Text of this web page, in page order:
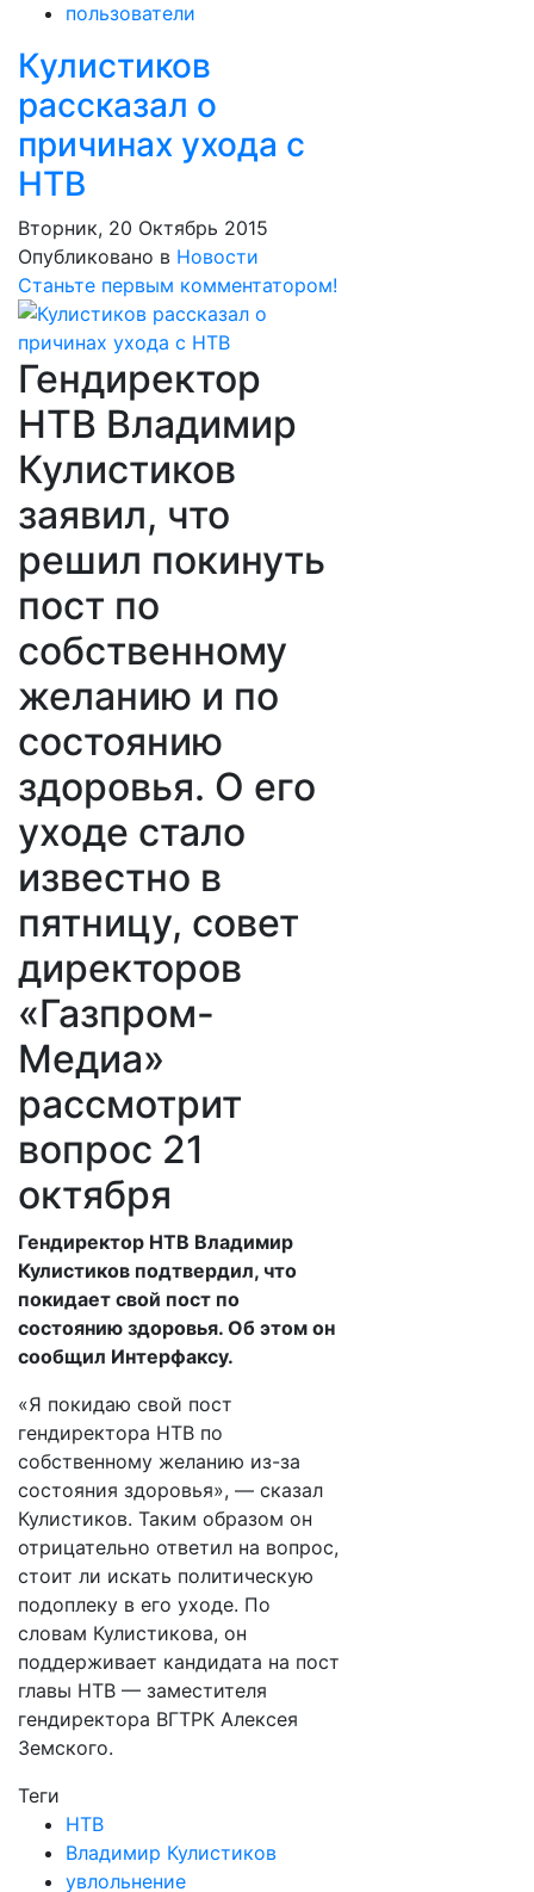
пользователи
Кулистиков
рассказал о
причинах ухода с
НТВ
Вторник, 20 Октябрь 2015
Опубликовано в Новости
Станьте первым комментатором!
Гендиректор
НТВ Владимир
Кулистиков
заявил, что
решил покинуть
пост по
собственному
желанию и по
состоянию
здоровья. О его
уходе стало
известно в
пятницу, совет
директоров
«Газпром-
Медиа»
рассмотрит
вопрос 21
октября
​Гендиректор НТВ Владимир
Кулистиков подтвердил, что
покидает свой пост по
состоянию здоровья. Об этом он
сообщил Интерфаксу.
«Я покидаю свой пост
гендиректора НТВ по
собственному желанию из-за
состояния здоровья», — сказал
Кулистиков. Таким образом он
отрицательно ответил на вопрос,
стоит ли искать политическую
подоплеку в его уходе. По
словам Кулистикова, он
поддерживает кандидата на пост
главы НТВ — заместителя
гендиректора ВГТРК Алексея
Земского.
Теги
НТВ
Владимир Кулистиков
увлольнение